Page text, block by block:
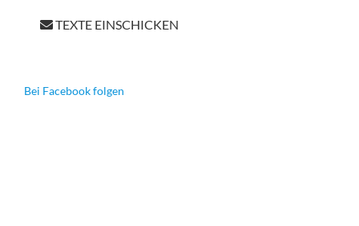
TEXTE EINSCHICKEN
Bei Facebook folgen